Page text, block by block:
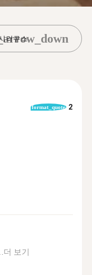
러큐스
format_quote 2
더 보기